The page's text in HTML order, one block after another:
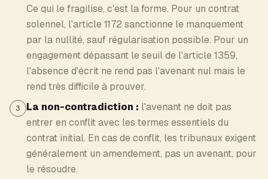
Ce qui le fragilise, c'est la forme. Pour un contrat
solennel, l'article 1172 sanctionne le manquement
par la nullité, sauf régularisation possible. Pour un
engagement dépassant le seuil de l'article 1359,
l'absence d'écrit ne rend pas l'avenant nul mais le
rend très difficile à prouver.
3 La non-contradiction : l'avenant ne doit pas
entrer en conflit avec les termes essentiels du
contrat initial. En cas de conflit, les tribunaux exigent
généralement un amendement, pas un avenant, pour
le résoudre.